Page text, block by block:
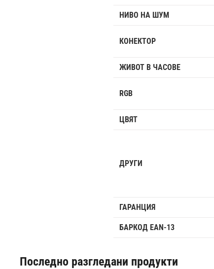
НИВО НА ШУМ
КОНЕКТОР
ЖИВОТ В ЧАСОВЕ
RGB
ЦВЯТ
ДРУГИ
ГАРАНЦИЯ
БАРКОД EAN-13
Последно разгледани продукти